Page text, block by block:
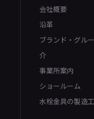
会社概要
沿革
ブランド・グル
介
事業所案内
ショールーム
水栓金具の製造